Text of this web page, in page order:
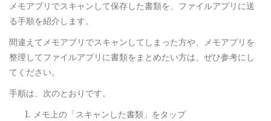
メモアプリでスキャンして保存した書類を、ファイルアプリに送
る手順を紹介します。
間違えてメモアプリでスキャンしてしまった方や、メモアプリを
整理してファイルアプリに書類をまとめたい方は、ぜひ参考にし
てください。
手順は、次のとおりです。
メモ上の「スキャンした書類」をタップ